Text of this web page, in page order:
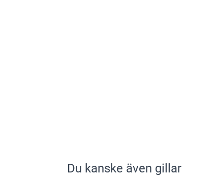
Du kanske även gillar